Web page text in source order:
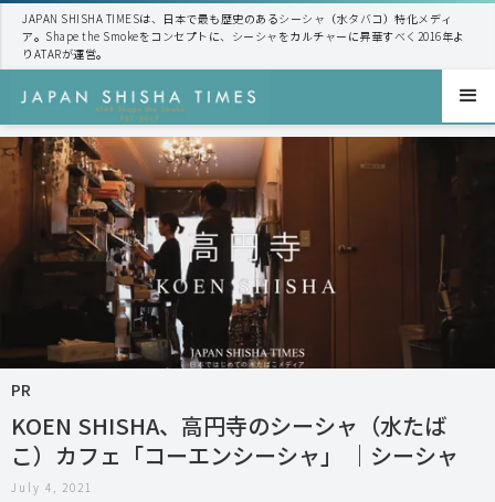
JAPAN SHISHA TIMESは、日本で最も歴史のあるシーシャ（水タバコ）特化メディ
ア。Shape the Smokeをコンセプトに、シーシャをカルチャーに昇華すべく2016年よ
りATARが運営。
PR
KOEN SHISHA、高円寺のシーシャ（水たば
こ）カフェ「コーエンシーシャ」 ｜シーシャ
（水たばこ）専門店情報 - JAPAN SHISHA
July 4, 2021